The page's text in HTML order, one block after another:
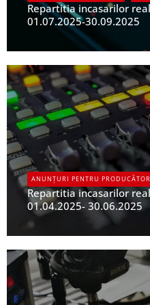
Repartitia incasarilor
01.07.2025-30.09.2025
ANUNȚURI PENTRU
Repartitia incasarilor
01.04.2025- 30.06.2025